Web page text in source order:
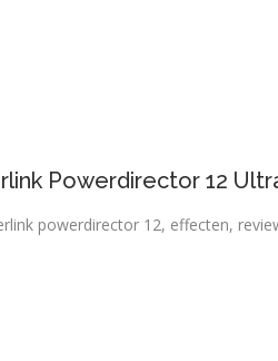
Powerdirector 12
powerdirector 12, effecten,